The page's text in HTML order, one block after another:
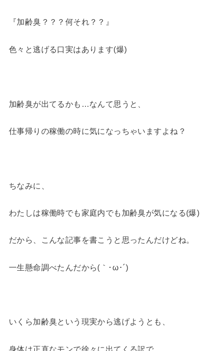
『加齢臭？？？何それ？？』
色々と逃げる口実はあります(爆)
加齢臭が出てるかも…なんて思うと、
仕事帰りの稼働の時に気になっちゃいますよね？
ちなみに、
わたしは稼働時でも家庭内でも加齢臭が気になる(爆)
だから、こんな記事を書こうと思ったんだけどね。
一生懸命調べたんだから(｀･ω･´)
いくら加齢臭という現実から逃げようとも、
身体は正直なモンで徐々に出てくる訳で…。